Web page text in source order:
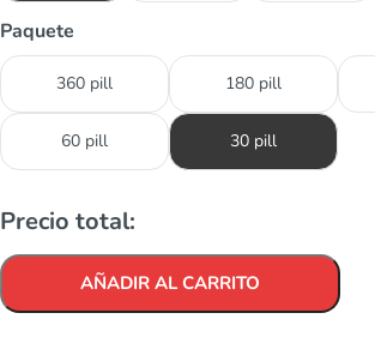
Paquete
360 pill 180 pill
60 pill 30 pill
Precio total:
AÑADIR AL CARRITO